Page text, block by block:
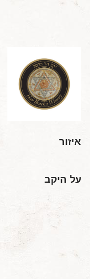
איזור
על היקב